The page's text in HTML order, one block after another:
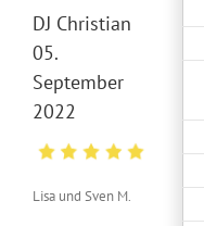
DJ Christian
05.
September
2022
Lisa und Sven M.